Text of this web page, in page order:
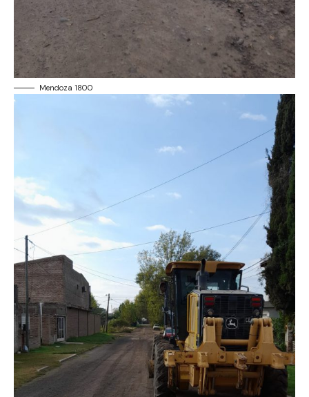
Mendoza 1800